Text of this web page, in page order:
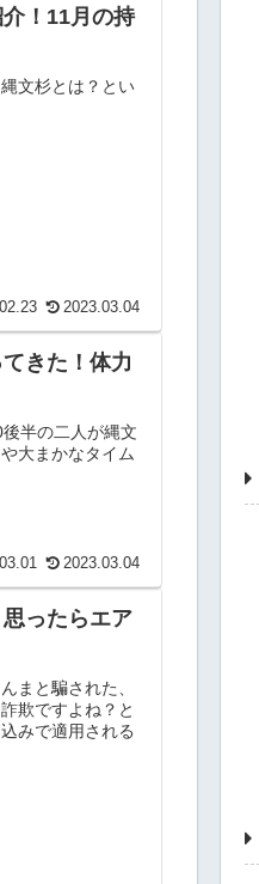
！11月の持
文杉とは？とい
2023.03.04
きた！体力
半の二人が縄文
大まかなタイム
2023.03.04
ったらエア
まと騙された、
欺ですよね？と
みで適用される